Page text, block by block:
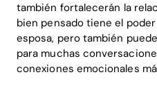
también fortalecerán la
bien pensado tiene el
esposa, pero también
para muchas
conexiones emocionales